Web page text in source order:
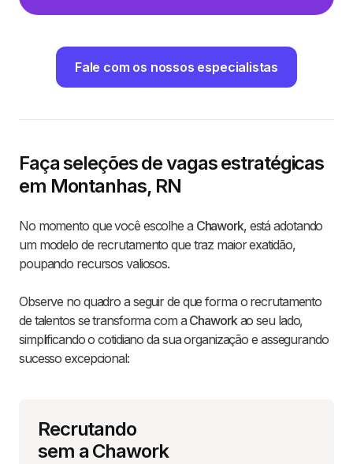
Fale com os nossos especialistas
Faça seleções de vagas estratégicas
em Montanhas, RN
No momento que você escolhe a Chawork, está adotando
um modelo de recrutamento que traz maior exatidão,
poupando recursos valiosos.
Observe no quadro a seguir de que forma o recrutamento
de talentos se transforma com a Chaworkao seu lado,
simplificando o cotidiano da sua organização e assegurando
sucesso excepcional:
Recrutando
sem a Chawork